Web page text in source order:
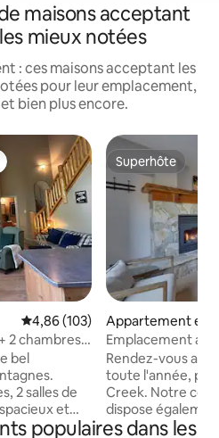
maisons acceptant
mieux notées
: ces maisons acceptant les
pour leur emplacement,
bien plus encore.
Évaluation moyenne sur la
4,86 (103)
2 chambres
de Ski
montagne à
bel
2 salles de
et
dont
Superhôte
Superhôte
Appartement en
Fernie
Emplacement au
Jacuzzis, piscine
Rendez-vous au
toute l'année,
Creek. Notre
dispose
deux personnes
populaires dans les